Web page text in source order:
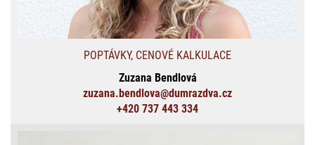
POPTÁVKY, CENOVÉ KALKULACE
Zuzana Bendlová
zuzana.bendlova@dumrazdva.cz
+420 737 443 334